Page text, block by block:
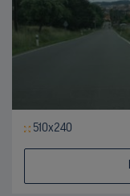
510x240